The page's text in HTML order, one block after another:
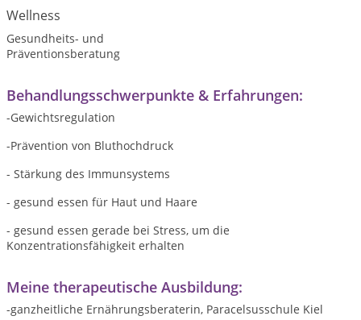
Wellness
Gesundheits- und
Präventionsberatung
Behandlungsschwerpunkte & Erfahrungen:
-Gewichtsregulation
-Prävention von Bluthochdruck
- Stärkung des Immunsystems
- gesund essen für Haut und Haare
- gesund essen gerade bei Stress, um die
Konzentrationsfähigkeit erhalten
Meine therapeutische Ausbildung:
-ganzheitliche Ernährungsberaterin, Paracelsusschule Kiel